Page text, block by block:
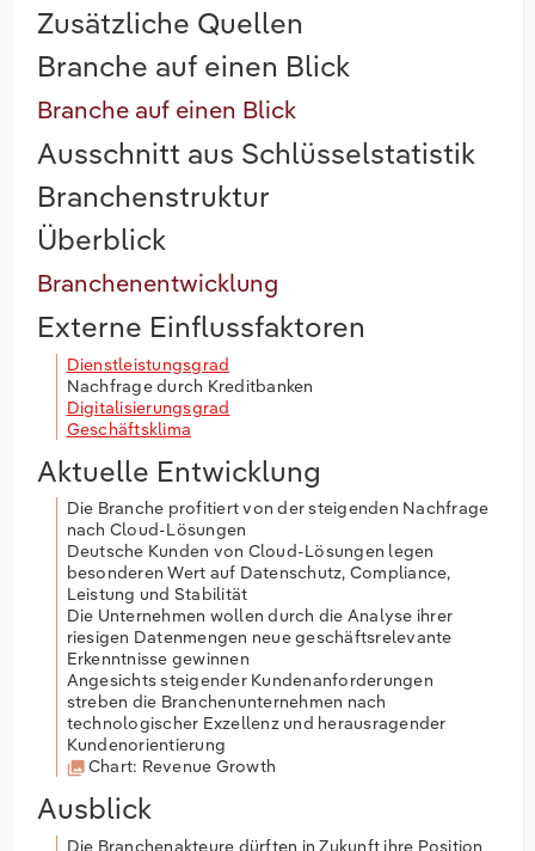
Zusätzliche Quellen
Branche auf einen Blick
Branche auf einen Blick
Ausschnitt aus Schlüsselstatistik
Branchenstruktur
Überblick
Branchenentwicklung
Externe Einflussfaktoren
Dienstleistungsgrad
Nachfrage durch Kreditbanken
Digitalisierungsgrad
Geschäftsklima
Aktuelle Entwicklung
Die Branche profitiert von der steigenden Nachfrage
nach Cloud-Lösungen
Deutsche Kunden von Cloud-Lösungen legen
besonderen Wert auf Datenschutz, Compliance,
Leistung und Stabilität
Die Unternehmen wollen durch die Analyse ihrer
riesigen Datenmengen neue geschäftsrelevante
Erkenntnisse gewinnen
Angesichts steigender Kundenanforderungen
streben die Branchenunternehmen nach
technologischer Exzellenz und herausragender
Kundenorientierung
Chart: Revenue Growth
Ausblick
Die Branchenakteure dürften in Zukunft ihre Position